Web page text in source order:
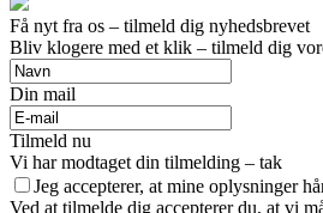
Få nyt fra os – tilmeld dig nyhedsbrevet
Bliv klogere med et klik – tilmeld dig
Din mail
Tilmeld nu
Vi har modtaget din tilmelding – tak
Jeg accepterer, at mine oplysninger
Ved at tilmelde dig accepterer du, at vi